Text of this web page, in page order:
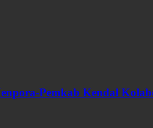
Pemkab Kendal